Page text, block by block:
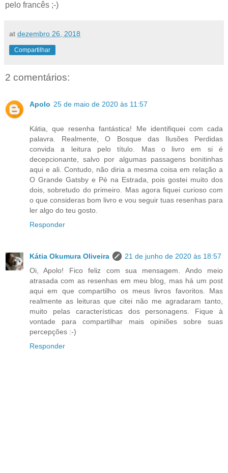
pelo francês ;-)
at dezembro 26, 2018
Compartilhar
2 comentários:
Apolo 25 de maio de 2020 às 11:57
Kátia, que resenha fantástica! Me identifiquei com cada
palavra. Realmente, O Bosque das Ilusões Perdidas
convida a leitura pelo título. Mas o livro em si é
decepcionante, salvo por algumas passagens bonitinhas
aqui e ali. Contudo, não diria a mesma coisa em relação a
O Grande Gatsby e Pé na Estrada, pois gostei muito dos
dois, sobretudo do primeiro. Mas agora fiquei curioso com
o que consideras bom livro e vou seguir tuas resenhas para
ler algo do teu gosto.
Responder
Kátia Okumura Oliveira
21 de junho de 2020 às 18:57
Oi, Apolo! Fico feliz com sua mensagem. Ando meio
atrasada com as resenhas em meu blog, mas há um post
aqui em que compartilho os meus livros favoritos. Mas
realmente as leituras que citei não me agradaram tanto,
muito pelas características dos personagens. Fique à
vontade para compartilhar mais opiniões sobre suas
percepções :-)
Responder